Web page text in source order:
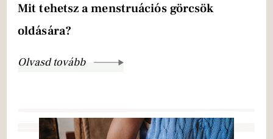
Mit tehetsz a menstruációs görcsök
oldására?
Olvasd tovább